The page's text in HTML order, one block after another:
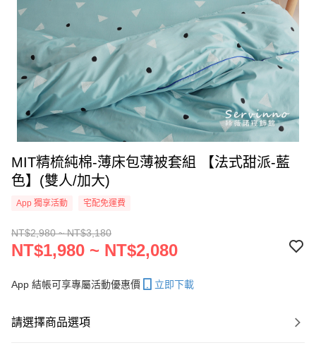
MIT精梳純棉-薄床包薄被套組 【法式甜派-藍
色】(雙人/加大)
App 獨享活動 宅配免運費
NT$2,980 ~ NT$3,180
NT$1,980 ~ NT$2,080
App 結帳可享專屬活動優惠價 立即下載
請選擇商品選項